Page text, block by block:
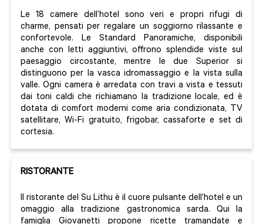
Le 18 camere dell’hotel sono veri e propri rifugi di
charme, pensati per regalare un soggiorno rilassante e
confortevole. Le Standard Panoramiche, disponibili
anche con letti aggiuntivi, offrono splendide viste sul
paesaggio circostante, mentre le due Superior si
distinguono per la vasca idromassaggio e la vista sulla
valle. Ogni camera è arredata con travi a vista e tessuti
dai toni caldi che richiamano la tradizione locale, ed è
dotata di comfort moderni come aria condizionata, TV
satellitare, Wi-Fi gratuito, frigobar, cassaforte e set di
cortesia.
RISTORANTE
Il ristorante del Su Lithu è il cuore pulsante dell’hotel e un
omaggio alla tradizione gastronomica sarda. Qui la